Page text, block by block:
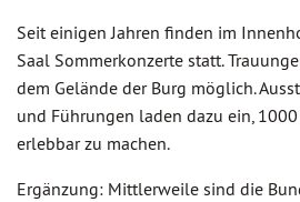
Seit einigen Jahren finden im
Saal Sommerkonzerte statt.
dem Gelände der Burg möglich.
und Führungen laden dazu ein, 1000
erlebbar zu machen.
Ergänzung: Mittlerweile sind die